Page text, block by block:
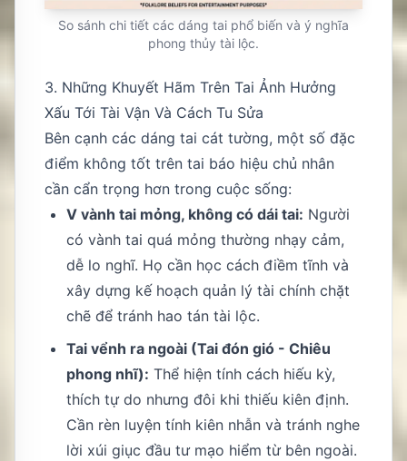
So sánh chi tiết các dáng tai phổ biến và ý nghĩa
phong thủy tài lộc.
3. Những Khuyết Hãm Trên Tai Ảnh Hưởng
Xấu Tới Tài Vận Và Cách Tu Sửa
Bên cạnh các dáng tai cát tường, một số đặc
điểm không tốt trên tai báo hiệu chủ nhân
cần cẩn trọng hơn trong cuộc sống:
V vành tai mỏng, không có dái tai: Người
có vành tai quá mỏng thường nhạy cảm,
dễ lo nghĩ. Họ cần học cách điềm tĩnh và
xây dựng kế hoạch quản lý tài chính chặt
chẽ để tránh hao tán tài lộc.
Tai vểnh ra ngoài (Tai đón gió - Chiêu
phong nhĩ): Thể hiện tính cách hiếu kỳ,
thích tự do nhưng đôi khi thiếu kiên định.
Cần rèn luyện tính kiên nhẫn và tránh nghe
lời xúi giục đầu tư mạo hiểm từ bên ngoài.